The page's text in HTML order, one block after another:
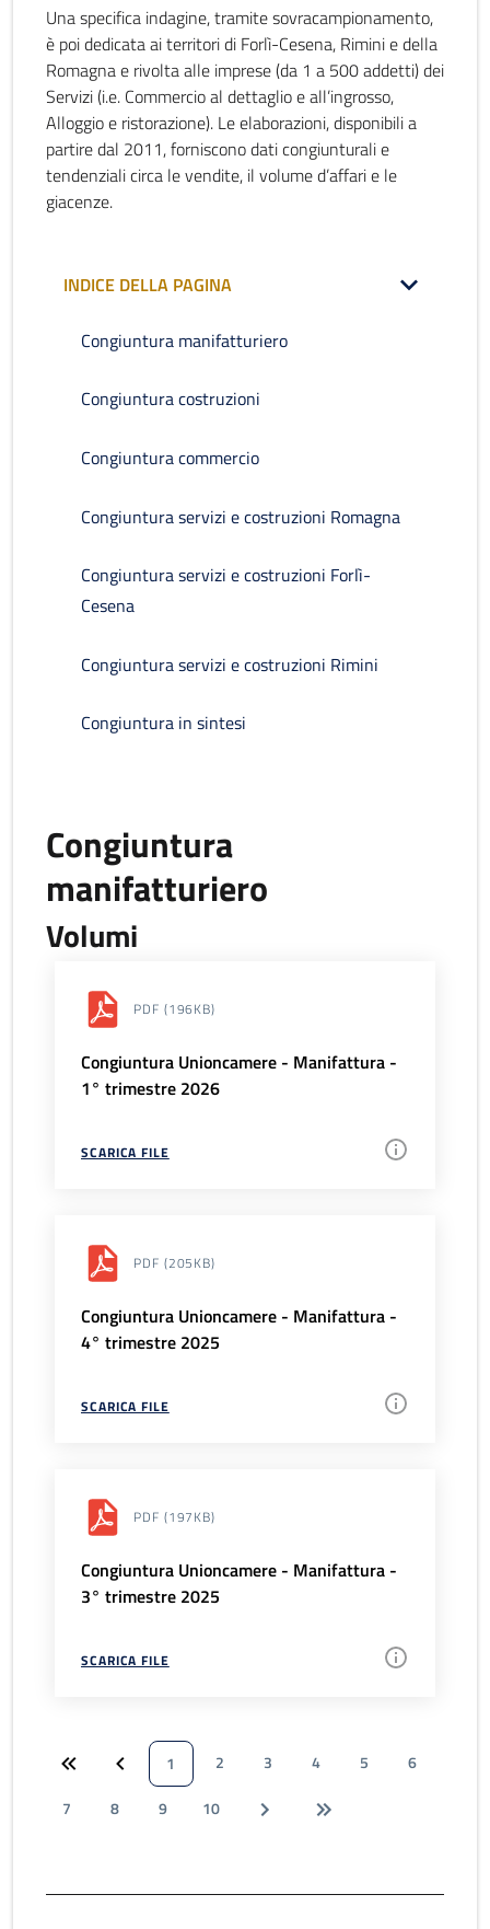
Una specifica indagine, tramite sovracampionamento,
è poi dedicata ai territori di Forlì-Cesena, Rimini e della
Romagna e rivolta alle imprese (da 1 a 500 addetti) dei
Servizi (i.e. Commercio al dettaglio e all’ingrosso,
Alloggio e ristorazione). Le elaborazioni, disponibili a
partire dal 2011, forniscono dati congiunturali e
tendenziali circa le vendite, il volume d’affari e le
giacenze.
INDICE DELLA PAGINA
Congiuntura manifatturiero
Congiuntura costruzioni
Congiuntura commercio
Congiuntura servizi e costruzioni Romagna
Congiuntura servizi e costruzioni Forlì-
Cesena
Congiuntura servizi e costruzioni Rimini
Congiuntura in sintesi
Congiuntura
manifatturiero
Volumi
PDF (196KB)
Congiuntura Unioncamere - Manifattura -
1° trimestre 2026
SCARICA FILE
PDF (205KB)
Congiuntura Unioncamere - Manifattura -
4° trimestre 2025
SCARICA FILE
PDF (197KB)
Congiuntura Unioncamere - Manifattura -
3° trimestre 2025
SCARICA FILE
1 2 3 4 5
6
7
8 9 10